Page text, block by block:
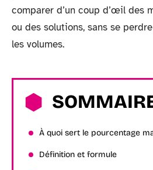
comparer d’un coup d’œil des
ou des solutions, sans se
les volumes.
À quoi sert le pourcentage
Définition et formule